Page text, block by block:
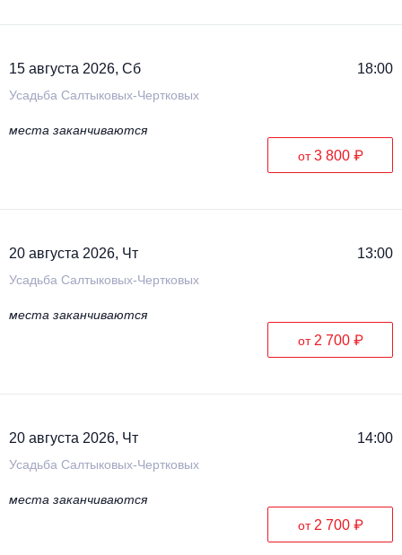
15 августа 2026, Сб 18:00
Усадьба Салтыковых-Чертковых
места заканчиваются
от3 800 ₽
20 августа 2026, Чт 13:00
Усадьба Салтыковых-Чертковых
места заканчиваются
от 2 700 ₽
20 августа 2026, Чт 14:00
Усадьба Салтыковых-Чертковых
места заканчиваются
от 2 700 ₽